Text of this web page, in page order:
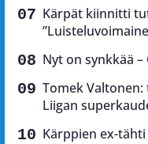
Kärpät kiinnitti
Nyt on synkkää –
Tomek
Liigan
Kärppien ex-